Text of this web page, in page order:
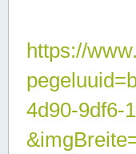
https://
4d90-9df6-